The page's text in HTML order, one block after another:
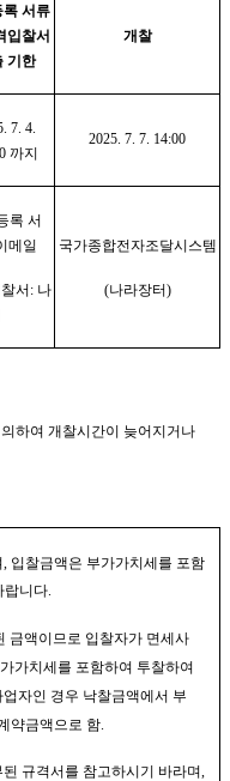
록 서류
입찰서
기한
개찰
7. 4.
까지
2025. 7. 7. 14:00
록 서
메일
서: 나
국가종합전자조달시스템
(나라장터)
하여 개찰시간이 늦어지거나
, 입찰금액은 부가가치세를 포함
랍니다.
금액이므로 입찰자가 면세사
가치세를 포함하여 투찰하여
자인 경우 낙찰금액에서 부
약금액으로 함.
규격서를 참고하시기 바라며,